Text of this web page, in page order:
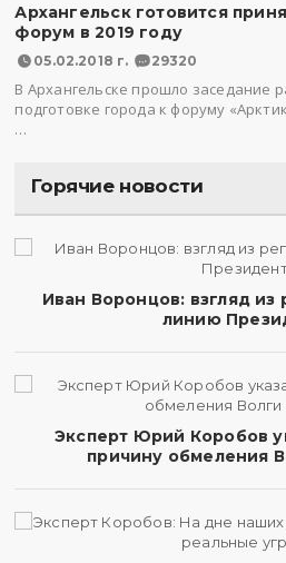
Архангельск готовится
форум в 2019 году
05.02.2018 г. 29320
В Архангельске прошло заседание
подготовке города к форуму
…
Горячие новости
Иван Воронцов: взгляд
линию
Эксперт Юрий Коробов
причину обмеления